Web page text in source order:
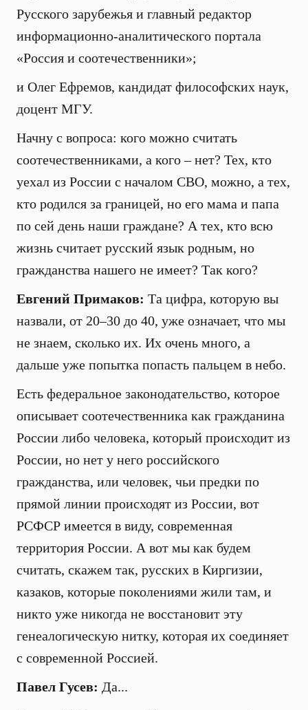
Русского зарубежья и главный редактор
информационно-аналитического портала
«Россия и соотечественники»;
и Олег Ефремов, кандидат философских наук,
доцент МГУ.
Начну с вопроса: кого можно считать
соотечественниками, а кого – нет? Тех, кто
уехал из России с началом СВО, можно, а тех,
кто родился за границей, но его мама и папа
по сей день наши граждане? А тех, кто всю
жизнь считает русский язык родным, но
гражданства нашего не имеет? Так кого?
Евгений Примаков: Та цифра, которую вы
назвали, от 20–30 до 40, уже означает, что мы
не знаем, сколько их. Их очень много, а
дальше уже попытка попасть пальцем в небо.
Есть федеральное законодательство, которое
описывает соотечественника как гражданина
России либо человека, который происходит из
России, но нет у него российского
гражданства, или человек, чьи предки по
прямой линии происходят из России, вот
РСФСР имеется в виду, современная
территория России. А вот мы как будем
считать, скажем так, русских в Киргизии,
казаков, которые поколениями жили там, и
никто уже никогда не восстановит эту
генеалогическую нитку, которая их соединяет
с современной Россией.
Павел Гусев: Да...